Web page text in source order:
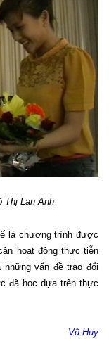
Thị Lan Anh
là chương trình được
hoạt động thực tiễn
những vấn đề trao đổi
đã học dựa trên thực
Vũ Huy